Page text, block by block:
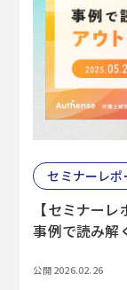
セミナーレポ
【セミナー
事例で読み解
公開 2026.02.26